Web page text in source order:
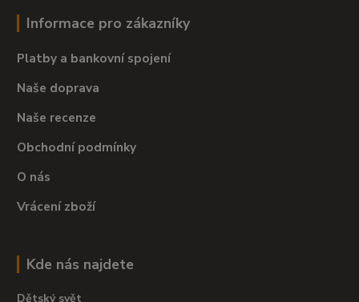
Informace pro zákazníky
Platby a bankovní spojení
Naše doprava
Naše recenze
Obchodní podmínky
O nás
Vrácení zboží
Kde nás najdete
Dětský svět